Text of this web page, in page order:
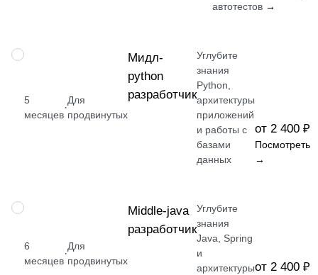
автотестов →
ПРОФЕССИЯ
5
месяцев
·
Для
продвинутых
Мидл-
python
разработчик
Углубите
знания
Python,
архитектуры
приложений
и работы с
базами
данных
от 2 400 ₽
Посмотреть
→
ПРОФЕССИЯ
6
месяцев
·
Для
продвинутых
Middle-java
разработчик
Углубите
знания
Java, Spring
и
архитектурыот 2 400 ₽